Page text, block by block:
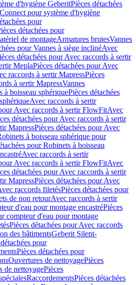
d'hygiène GeberitPièces détachées
pour système d'hygiène
pour
détachées pour
de montageArmatures brutesVannes
pour Vannes à siège inclinéAvec
détachées pour Avec raccords à sertir
MeplaPièces détachées pour Avec
raccords à sertir MapressPièces
à sertir MapressVannes
à boisseau sphériquePièces détachées
Avec raccords à sertir
Avec raccords à sertir FlowFitAvec
détachées pour Avec raccords à sertir
MapressPièces détachées pour Avec
à boisseau sphérique pour
pour Robinets à boisseau
Avec raccords à sertir
Avec raccords à sertir FlowFitAvec
détachées pour Avec raccords à sertir
MapressPièces détachées pour Avec
raccords filetésPièces détachées pour
de non retourAvec raccords à sertir
d'eau pour montage encastréPièces
compteur d'eau pour montage
Pièces détachées pour Avec raccords
des bâtimentsGeberit Silent-
pour
Pièces détachées pour
Ouvertures de nettoyagePièces
de nettoyagePièces
RaccordementsPièces détachées